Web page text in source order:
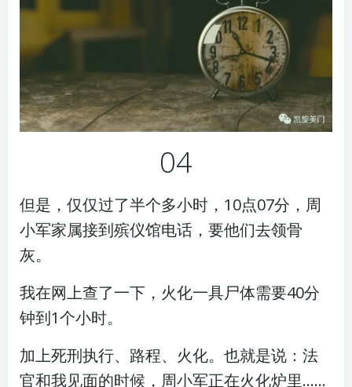
04
但是，仅仅过了半个多小时，10点07分，周
小军家属接到殡仪馆电话，要他们去领骨
灰。
我在网上查了一下，火化一具尸体需要40分
钟到1个小时。
加上死刑执行、路程、火化。也就是说：法
官和我见面的时候，周小军正在火化炉里……